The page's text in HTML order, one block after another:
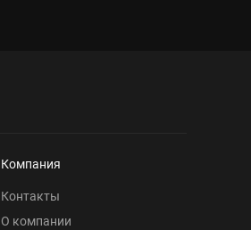
Компания
Контакты
О компании